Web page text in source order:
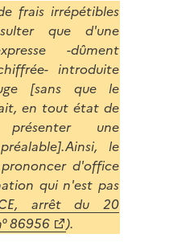
frais irrépétibles
que d'une
-dûment
introduite
[sans que le
en tout état de
une
le
d'office
qui n'est pas
arrêt du 20
86956
).